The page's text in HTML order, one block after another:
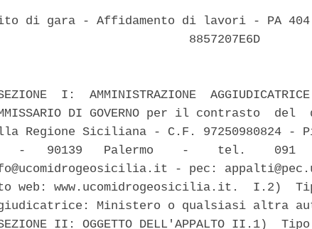
di gara - Affidamento di lavori - PA 404
8857207E6D
I:  AMMINISTRAZIONE
DI GOVERNO per il contrasto
Regione Siciliana - C.F. 97250980824 -
-   90139   Palermo    -    tel.    091
- pec:
web: www.ucomidrogeosicilia.it.  I.2)
Ministero o qualsiasi altra
II: OGGETTO DELL'APPALTO II.1)